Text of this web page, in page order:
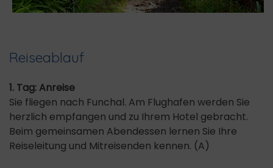
Reiseablauf
1. Tag: Anreise
Sie fliegen nach Funchal. Am Flughafen werden Sie
herzlich empfangen und zu Ihrem Hotel gebracht.
Beim gemeinsamen Abendessen lernen Sie Ihre
Reiseleitung und Mitreisenden kennen. (A)